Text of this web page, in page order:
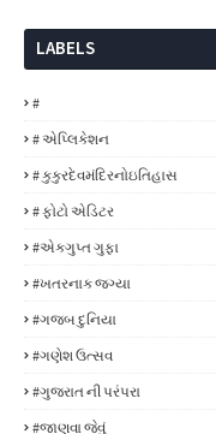
LABELS
#
# એપ્લિકેશન
# કુકુરદેવમંદિરનોઇતિહાસ
# ફોટો એડિટર
#એકગુપ્ત ગુફા
#ખતરનાક જગ્યા
#ગજબ દુનિયા
#ગણેશ ઉત્સવ
#ગુજરાત ની પરંપરા
#જાણવા જેવું